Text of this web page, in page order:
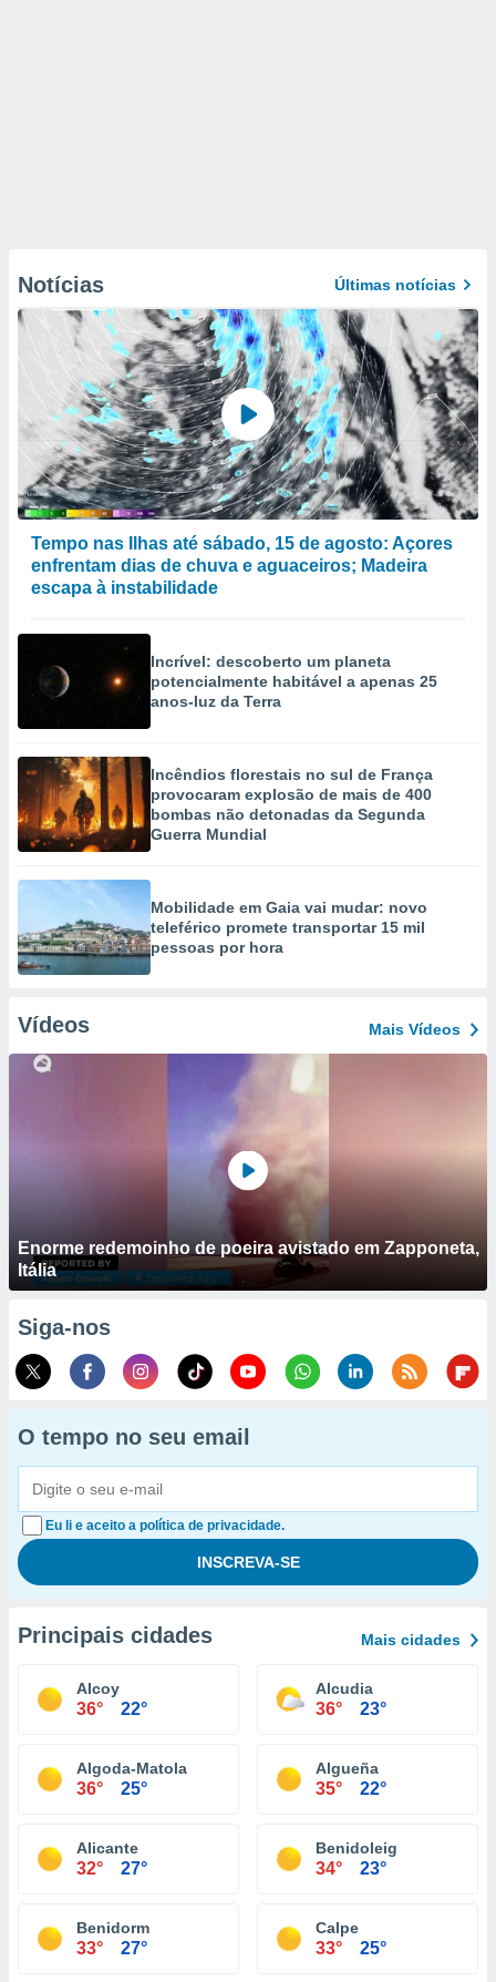
Notícias Últimas notícias
Tempo nas Ilhas até sábado, 15 de agosto: Açores
enfrentam dias de chuva e aguaceiros; Madeira
escapa à instabilidade
Incrível: descoberto um planeta
potencialmente habitável a apenas 25
anos-luz da Terra
Incêndios florestais no sul de França
provocaram explosão de mais de 400
bombas não detonadas da Segunda
Guerra Mundial
Mobilidade em Gaia vai mudar: novo
teleférico promete transportar 15 mil
pessoas por hora
Vídeos Mais Vídeos
Enorme redemoinho de poeira avistado em Zapponeta,
Itália
Siga-nos
O tempo no seu email
Eu li e aceito a política de privacidade.
Principais cidades Mais cidades
Alcoy
36° 22°
Alcudia
36° 23°
Algoda-Matola
36° 25°
Algueña
35° 22°
Alicante
32° 27°
Benidoleig
34° 23°
Benidorm
33° 27°
Calpe
33° 25°